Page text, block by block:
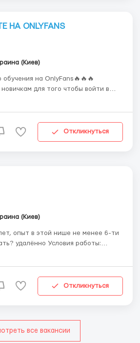
НА ONLYFANS
(Киев)
обучения на OnlyFans🔥🔥🔥
для того чтобы войти в
начинать 🩵Софт и
Подсказки о ведении работы с командой 🩵Подгото...
Откликнуться
(Киев)
нашему запросу, заработок не
Откликнуться
все вакансии